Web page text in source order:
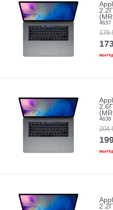
4637
178
4638
204